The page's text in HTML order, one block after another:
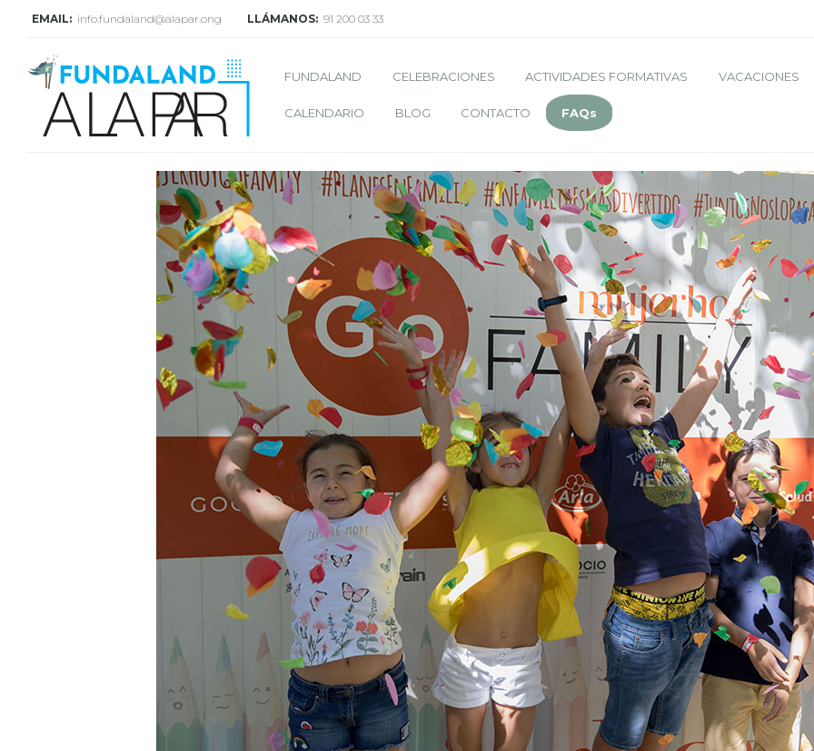
EMAIL: info.fundaland@alapar.ong LLÁMANOS: 91 200 03 33
FUNDALAND CELEBRACIONES ACTIVIDADES FORMATIVAS VACACIONES
CALENDARIO BLOG CONTACTO FAQs